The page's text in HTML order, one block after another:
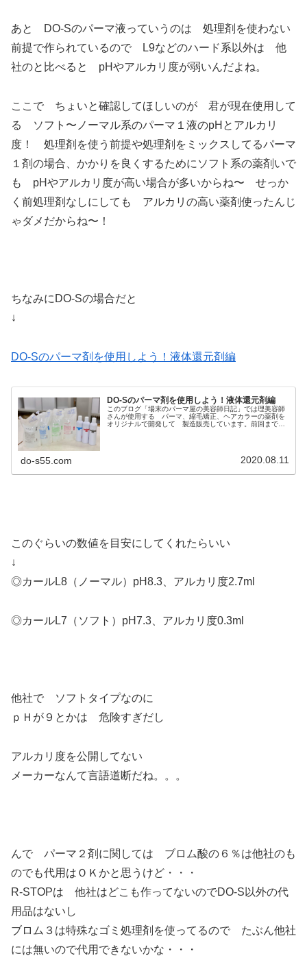
あと DO-Sのパーマ液っていうのは 処理剤を使わない
前提で作られているので L9などのハード系以外は 他
社のと比べると pHやアルカリ度が弱いんだよね。
ここで ちょいと確認してほしいのが 君が現在使用して
る ソフト〜ノーマル系のパーマ１液のpHとアルカリ
度！ 処理剤を使う前提や処理剤をミックスしてるパーマ
１剤の場合、かかりを良くするためにソフト系の薬剤いで
も pHやアルカリ度が高い場合が多いからね〜 せっか
く前処理剤なしにしても アルカリの高い薬剤使ったんじ
ゃダメだからね〜！
ちなみにDO-Sの場合だと
↓
DO-Sのパーマ剤を使用しよう！液体還元剤編
DO-Sのパーマ剤を使用しよう！液体還元剤編
このブログ「場末のパーマ屋の美容師日記」では理美容師
さんが使用する パーマ、縮毛矯正、ヘアカラーの薬剤を
オリジナルで開発して 製造販売しています。前回までの
do-s55.com 2020.08.11
このぐらいの数値を目安にしてくれたらいい
↓
◎カールL8（ノーマル）pH8.3、アルカリ度2.7ml
◎カールL7（ソフト）pH7.3、アルカリ度0.3ml
他社で ソフトタイプなのに
ｐＨが９とかは 危険すぎだし
アルカリ度を公開してない
メーカーなんて言語道断だね。。。
んで パーマ２剤に関しては ブロム酸の６％は他社のも
のでも代用はＯＫかと思うけど・・・
R-STOPは 他社はどこも作ってないのでDO-S以外の代
用品はないし
ブロム３は特殊なゴミ処理剤を使ってるので たぶん他社
には無いので代用できないかな・・・